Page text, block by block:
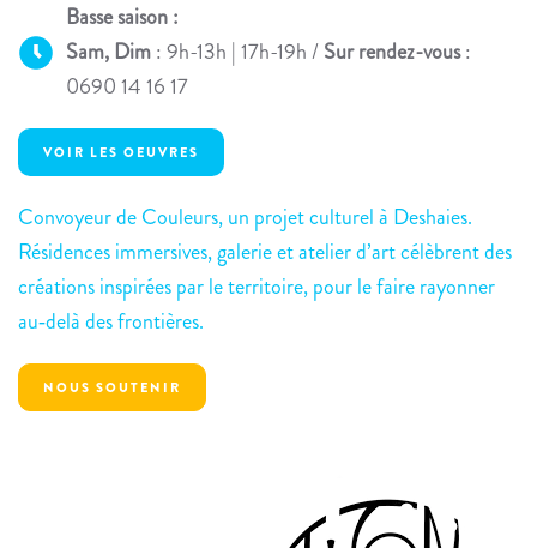
Basse saison :
Sam, Dim: 9h-13h | 17h-19h /Sur rendez-vous:
0690 14 16 17
VOIR LES OEUVRES
Convoyeur de Couleurs, un projet culturel à Deshaies.
Résidences immersives, galerie et atelier d’art célèbrent des
créations inspirées par le territoire, pour le faire rayonner
au‑delà des frontières.
NOUS SOUTENIR